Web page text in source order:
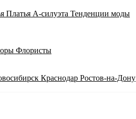
Платья А-силуэта Тенденции моды
Флористы
Краснодар Ростов-на-Дону